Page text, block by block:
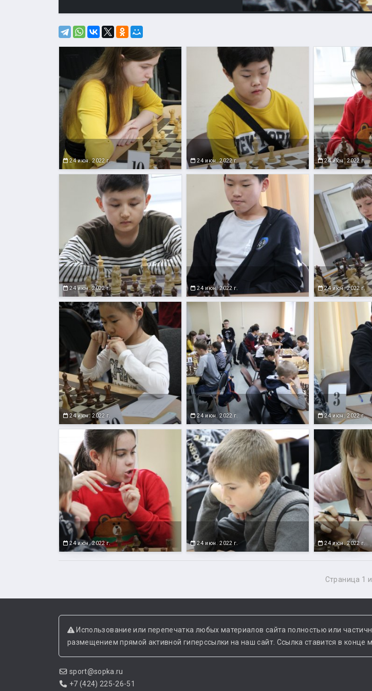
24 июн. 2022 г. 24 июн. 2022 г. 24 июн. 2022 г.
24 июн. 2022 г. 24 июн. 2022 г. 24 июн. 2022 г.
24 июн. 2022 г. 24 июн. 2022 г. 24 июн. 2022 г.
24 июн. 2022 г. 24 июн. 2022 г. 24 июн. 2022 г.
Страница 1
Использование или перепечатка любых материалов сайта полностью или
размещением прямой активной гиперссылки на наш сайт. Ссылка ставится в конце
sport@sopka.ru
+7 (424) 225-26-51